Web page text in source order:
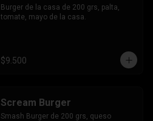
Burger de la casa de 200 grs, palta,
tomate, mayo de la casa.
$9.500
Scream Burger
Smash Burger de 200 grs, queso